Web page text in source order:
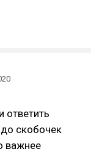
ответить
скобочек
важнее